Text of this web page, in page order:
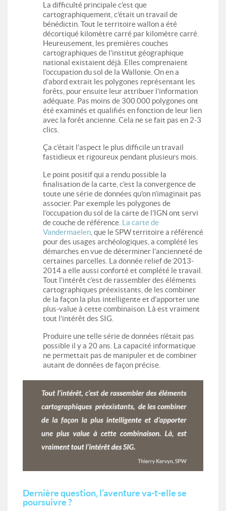
La difficulté principale c’est que
cartographiquement, c’était un travail de
bénédictin. Tout le territoire wallon a été
décortiqué kilomètre carré par kilomètre carré.
Heureusement, les premières couches
cartographiques de l’institut géographique
national existaient déjà. Elles comprenaient
l’occupation du sol de la Wallonie. On en a
d’abord extrait les polygones représentant les
forêts, pour ensuite leur attribuer l’information
adéquate. Pas moins de 300.000 polygones ont
été examinés et qualifiés en fonction de leur lien
avec la forêt ancienne. Cela ne se fait pas en 2-3
clics.
Ça c’était l’aspect le plus difficile un travail
fastidieux et rigoureux pendant plusieurs mois.
Le point positif qui a rendu possible la
finalisation de la carte, c’est la convergence de
toute une série de données qu’on n’imaginait pas
associer. Par exemple les polygones de
l’occupation du sol de la carte de l’IGN ont servi
de couche de référence. La carte de
Vandermaelen , que le SPW territoire a référencé
pour des usages archéologiques, a complété les
démarches en vue de déterminer l’ancienneté de
certaines parcelles. La donnée relief de 2013-
2014 a elle aussi conforté et complété le travail.
Tout l’intérêt c’est de rassembler des éléments
cartographiques préexistants, de les combiner
de la façon la plus intelligente et d’apporter une
plus-value à cette combinaison. Là est vraiment
tout l’intérêt des SIG.
Produire une telle série de données n’était pas
possible il y a 20 ans. La capacité informatique
ne permettait pas de manipuler et de combiner
autant de données de façon précise.
Dernière question, l’aventure va-t-elle se
poursuivre ?